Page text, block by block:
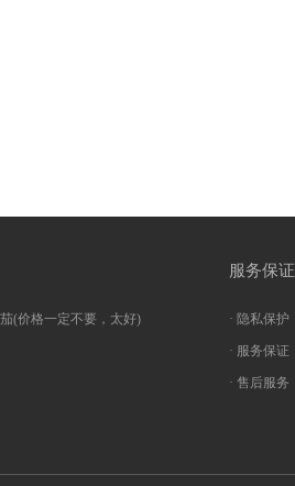
(价格一定不要，太好)
服务保证
· 隐私保护
· 服务保证
· 售后服务